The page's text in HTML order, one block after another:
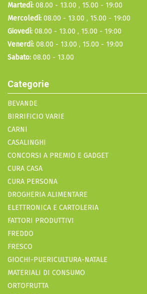
Martedì: 08.00 - 13.00 , 15.00 - 19:00
Mercoledì: 08.00 - 13.00 , 15.00 - 19:00
Giovedì: 08.00 - 13.00 , 15.00 - 19:00
Venerdì: 08.00 - 13.00 , 15.00 - 19:00
Sabato: 08.00 - 13.00
Categorie
BEVANDE
BIRRIFICIO VARIE
CARNI
CASALINGHI
CONCORSI A PREMIO E GADGET
CURA CASA
CURA PERSONA
DROGHERIA ALIMENTARE
ELETTRONICA E CARTOLERIA
FATTORI PRODUTTIVI
FREDDO
FRESCO
GIOCHI-PUERICULTURA-NATALE
MATERIALI DI CONSUMO
ORTOFRUTTA